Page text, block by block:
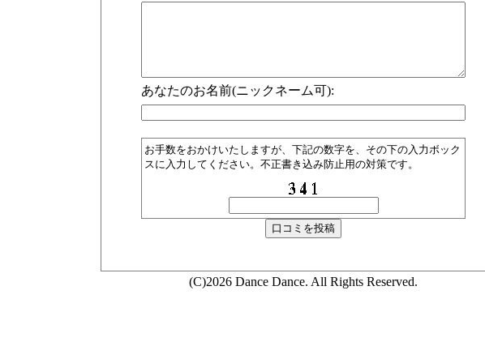
あなたのお名前(ニックネーム可):
お手数をおかけいたしますが、下記の数字を、その下の入力ボック
スに入力してください。不正書き込み防止用の対策です。
(C)2026 Dance Dance. All Rights Reserved.